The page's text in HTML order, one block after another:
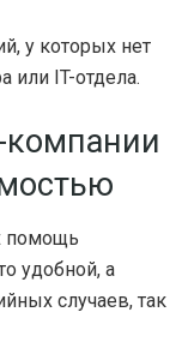
у которых нет
или IT-отдела.
компании
помощь
удобной, а
случаев, так